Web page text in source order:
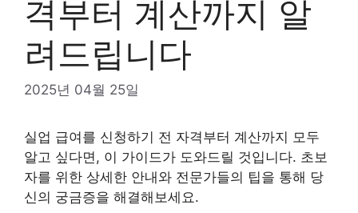
격부터 계산까지 알
려드립니다
2025년 04월 25일
실업 급여를 신청하기 전 자격부터 계산까지 모두
알고 싶다면, 이 가이드가 도와드릴 것입니다. 초보
자를 위한 상세한 안내와 전문가들의 팁을 통해 당
신의 궁금증을 해결해보세요.